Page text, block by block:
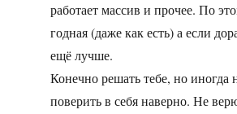
работает массив и прочее. По
годная (даже как есть) а если
ещё лучше.
Конечно решать тебе, но иногда
поверить в себя наверно. Не